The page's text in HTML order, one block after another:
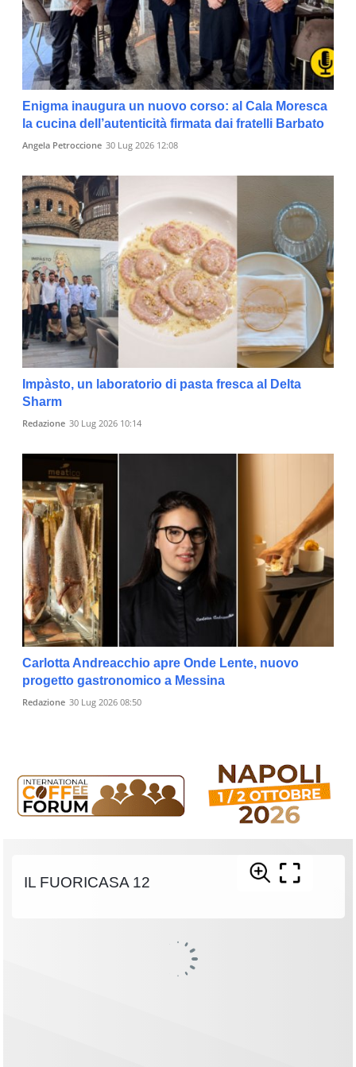
Enigma inaugura un nuovo corso: al Cala Moresca
la cucina dell’autenticità firmata dai fratelli Barbato
Angela Petroccione 30 Lug 2026 12:08
Impàsto, un laboratorio di pasta fresca al Delta
Sharm
Redazione 30 Lug 2026 10:14
Carlotta Andreacchio apre Onde Lente, nuovo
progetto gastronomico a Messina
Redazione 30 Lug 2026 08:50